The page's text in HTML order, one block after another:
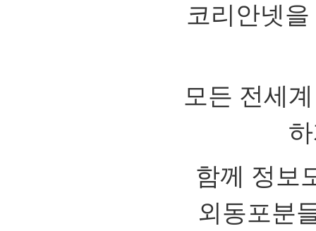
코리안넷
모든 전세
함께 정보
외동포분